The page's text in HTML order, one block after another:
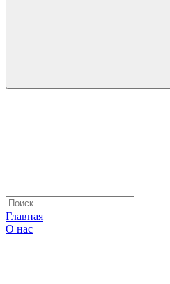
Главная
О нас